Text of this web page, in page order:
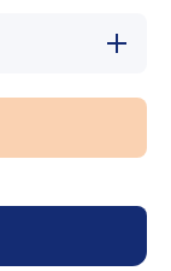
250g -